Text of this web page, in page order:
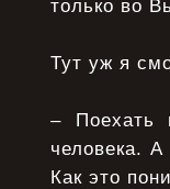
только во
Тут уж я
– Поехать
человека.
Как это